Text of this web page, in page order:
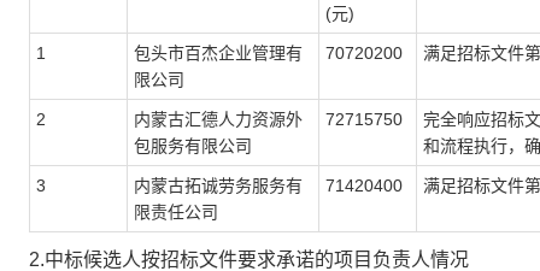
(元)
1
包头市百杰企业管理有
限公司
70720200 满足招标文件
2
内蒙古汇德人力资源外
包服务有限公司
72715750
完全响应招标
和流程执行，
3
内蒙古拓诚劳务服务有
限责任公司
71420400 满足招标文件
2.中标候选人按招标文件要求承诺的项目负责人情况